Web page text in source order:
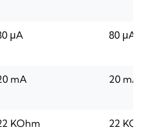
μA 80 μA
mA 20 mA
KOhm 22